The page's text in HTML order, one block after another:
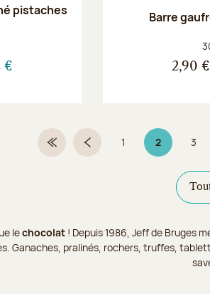
pistaches
€
Barre
2,90 €
Première pagePage précédente
Page
1 2Page 2 sur 9
Page
3
lechocolat! Depuis 1986, Jeff de Bruges
Ganaches, pralinés, rochers, truffes,